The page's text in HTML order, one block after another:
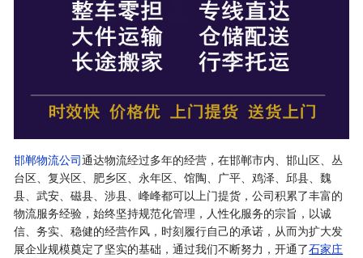
邯郸物流公司通达物流经过多年的经营，在邯郸市内、邯山区、丛
台区、复兴区、肥乡区、永年区、馆陶、广平、鸡泽、邱县、魏
县、武安、磁县、涉县、峰峰都可以上门提货，公司积累了丰富的
物流服务经验，始终坚持规范化管理，人性化服务的宗旨，以诚
信、务实、稳健的经营作风，时刻履行自己的承诺，从而为扩大发
展企业规模奠定了坚实的基础，通过我们不断努力，开通了石家庄